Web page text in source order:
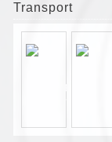
Transport